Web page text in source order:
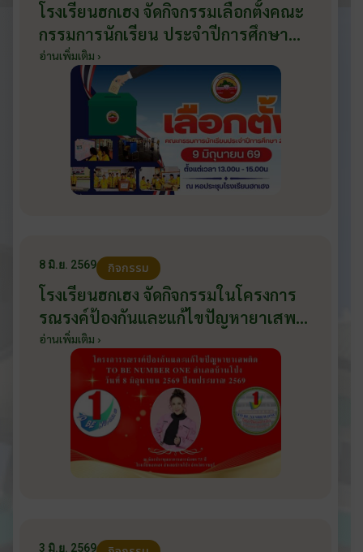
โรงเรียนฮกเฮง จัดกิจกรรมเลือกตั้งคณะ
กรรมการนักเรียน ประจำปีการศึกษา
2569 ส่งเสริมประชาธิปไตยในโรงเรียน
วันที่ 9 มิถุนายน 2569
อ่านเพิ่มเติม ›
8 มิ.ย. 2569 กิจกรรม
โรงเรียนฮกเฮง จัดกิจกรรมในโครงการ
รณรงค์ป้องกันและแก้ไขปัญหายาเสพ
ติด TO BE NUMBER ONE อำเภอ
บ้านโป่ง ปีงบประมาณ 2569 ให้กับ
นักเรียนแกนนำ ในวันที่ 8 มิถุนายน
2569
อ่านเพิ่มเติม ›
3 มิ.ย. 2569